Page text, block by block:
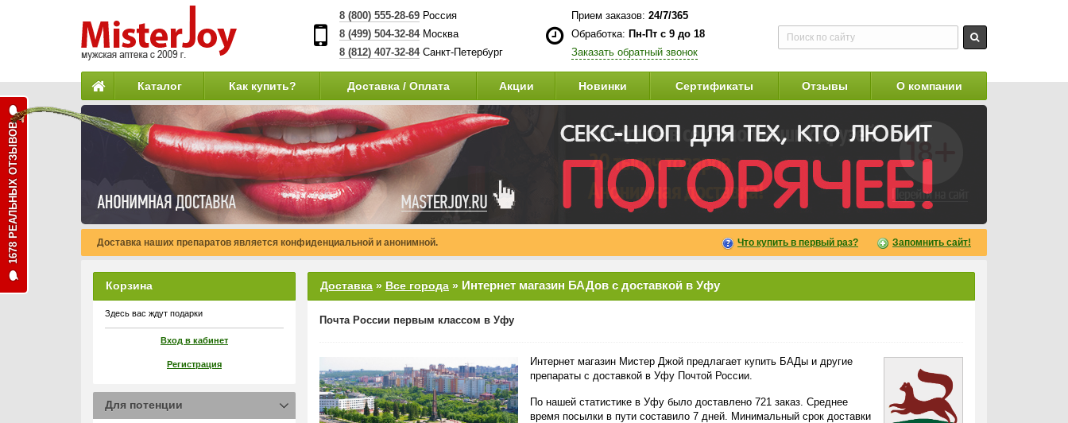
8 (800) 555-28-69Россия
8 (499) 504-32-84Москва
8 (812) 407-32-84 Санкт-Петербург
Прием заказов: 24/7/365
Обработка: Пн-Пт с 9 до 18
Заказать обратный звонок
Каталог Как купить? Доставка / Оплата Акции Новинки Сертификаты Отзывы О компании
Доставка наших препаратов является конфиденциальной и анонимной. Что купить в первый раз? Запомнить сайт!
Доставка » Все города » Интернет магазин БАДов с доставкой в Уфу
Почта России первым классом в Уфу
Интернет магазин Мистер Джой предлагает купить БАДы и другие
препараты с доставкой в Уфу Почтой России.
По нашей статистике в Уфу было доставлено 721 заказ. Среднее
время посылки в пути составило 7 дней. Минимальный срок доставки
Корзина
Здесь вас ждут подарки
Вход в кабинет
Регистрация
Для потенции
1678 РЕАЛЬНЫХ ОТЗЫВОВ